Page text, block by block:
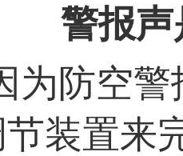
警报
为防空
装置来